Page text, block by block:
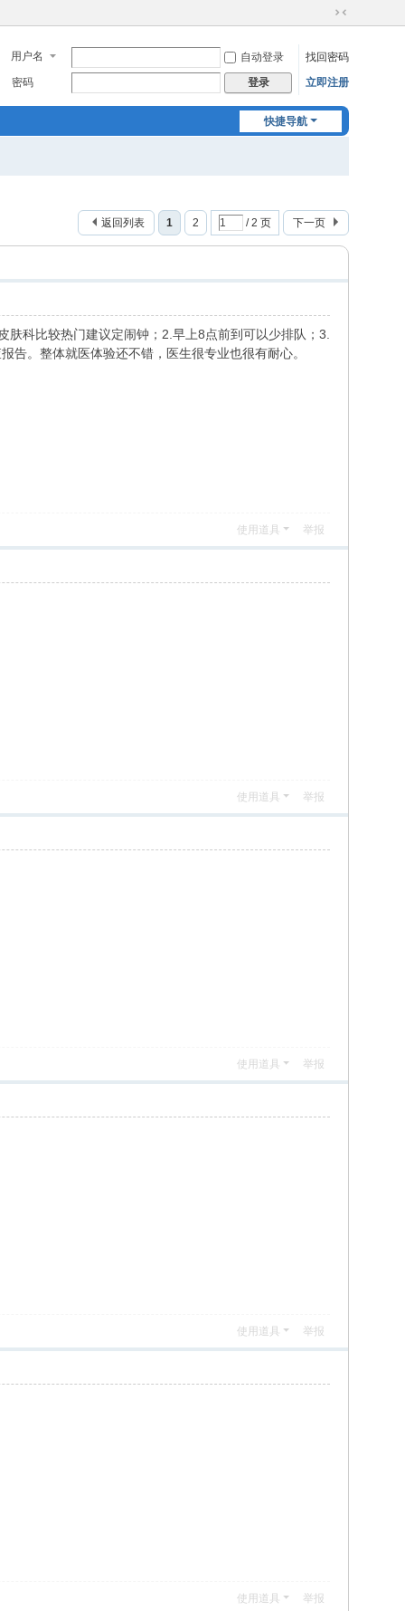
切
到
窄
用户名 自动登录
找回密码
密码
登录 立即注册
快捷导航
1 2 / 2 页 下一页
返回列表
科比较热门建议定闹钟；2.早上8点前到可以少排队；3.
告。整体就医体验还不错，医生很专业也很有耐心。
使用道具 举报
使用道具 举报
使用道具 举报
使用道具 举报
使用道具 举报